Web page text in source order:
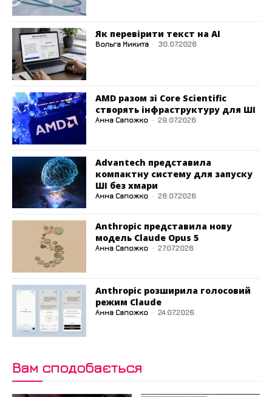
Як перевірити текст на AI
Вольга Микита - 30.07.2026
AMD разом зі Core Scientific
створять інфраструктуру для ШІ
Анна Сапожко - 29.07.2026
Advantech представила
компактну систему для запуску
ШІ без хмари
Анна Сапожко - 28.07.2026
Anthropic представила нову
модель Claude Opus 5
Анна Сапожко - 27.07.2026
Anthropic розширила голосовий
режим Claude
Анна Сапожко - 24.07.2026
Вам сподобається